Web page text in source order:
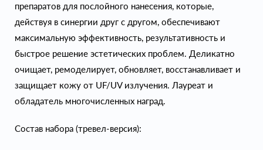
препаратов для послойного нанесения, которые,
действуя в синергии друг с другом, обеспечивают
максимальную эффективность, результативность и
быстрое решение эстетических проблем. Деликатно
очищает, ремоделирует, обновляет, восстанавливает и
защищает кожу от UF/UV излучения. Лауреат и
обладатель многочисленных наград.
Состав набора (тревел-версия):